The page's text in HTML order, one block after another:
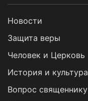
Новости
Защита веры
Человек и Церковь
История и культура
Вопрос священнику